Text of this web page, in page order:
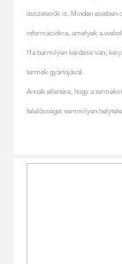
összetevők is. Minden esetben
információkra, amelyek a
Ha bármilyen kérdése van,
termék gyártójával.
Annak ellenére, hogy a
felelősséget semmilyen